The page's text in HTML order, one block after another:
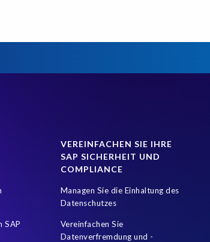
SAP
VEREINFACHEN SIE IHRE
SAP SICHERHEIT UND
COMPLIANCE
Managen Sie die Einhaltung des
Datenschutzes
Vereinfachen Sie
Datenverfremdung und -